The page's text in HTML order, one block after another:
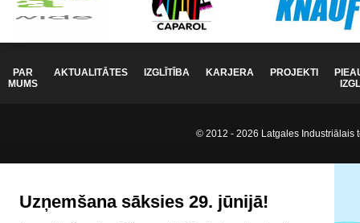
PAR
MUMS
AKTUALITĀTES IZGLĪTĪBA KARJERA PROJEKTI
© 2012 - 2026 Latgales Industriālais
Uzņemšana sāksies 29. jūnijā!